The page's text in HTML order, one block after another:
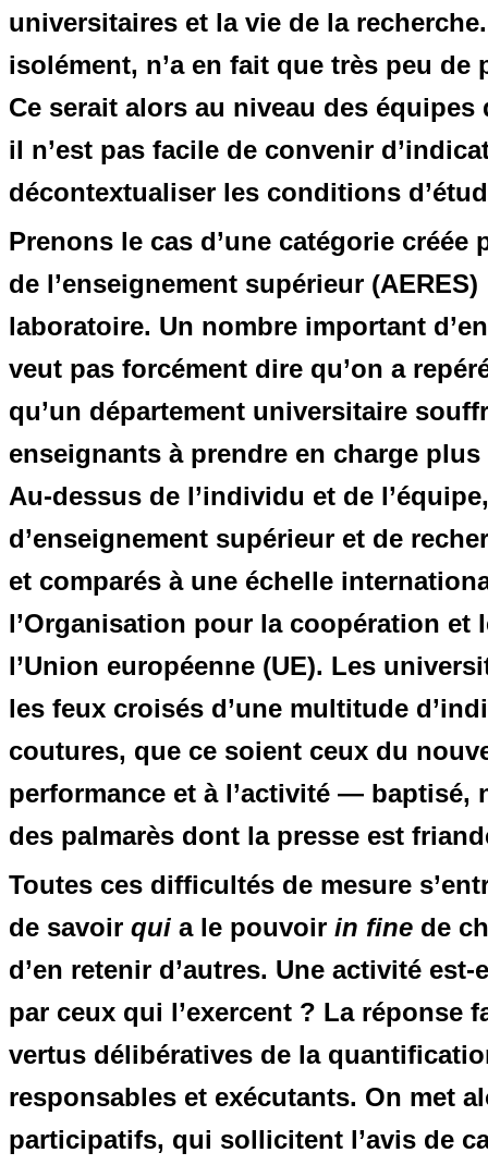
universitaires et la vie de la
isolément, n’a en fait que très peu
Ce serait alors au niveau des
il n’est pas facile de convenir
décontextualiser les conditions
Prenons le cas d’une catégorie créée
de l’enseignement supérieur
laboratoire. Un nombre important
veut pas forcément dire qu’on a
qu’un département universitaire
enseignants à prendre en charge
Au-dessus de l’individu et de
d’enseignement supérieur et de
et comparés à une échelle
l’Organisation pour la coopération et
l’Union européenne (UE). Les
les feux croisés d’une multitude
coutures, que ce soient ceux du
performance et à l’activité —
des palmarès dont la presse est
Toutes ces difficultés de mesure
de savoir qui a le pouvoir in fine de
d’en retenir d’autres. Une activité
par ceux qui l’exercent ? La réponse
vertus délibératives de la
responsables et exécutants. On met
participatifs, qui sollicitent l’avis de